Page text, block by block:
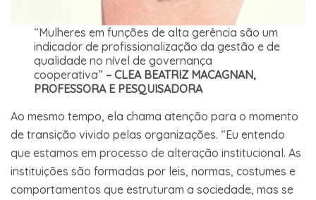
“Mulheres em funções de alta gerência são um
indicador de profissionalização da gestão e de
qualidade no nível de governança
cooperativa” – CLEA BEATRIZ MACAGNAN,
PROFESSORA E PESQUISADORA
Ao mesmo tempo, ela chama atenção para o momento
de transição vivido pelas organizações. “Eu entendo
que estamos em processo de alteração institucional. As
instituições são formadas por leis, normas, costumes e
comportamentos que estruturam a sociedade, mas se